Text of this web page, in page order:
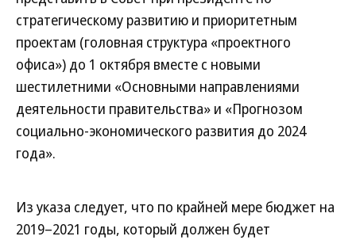
стратегическому развитию и приоритетным
проектам (головная структура «проектного
офиса») до 1 октября вместе с новыми
шестилетними «Основными направлениями
деятельности правительства» и «Прогнозом
социально-экономического развития до 2024
года».
Из указа следует, что по крайней мере бюджет на
2019–2021 годы, который должен будет